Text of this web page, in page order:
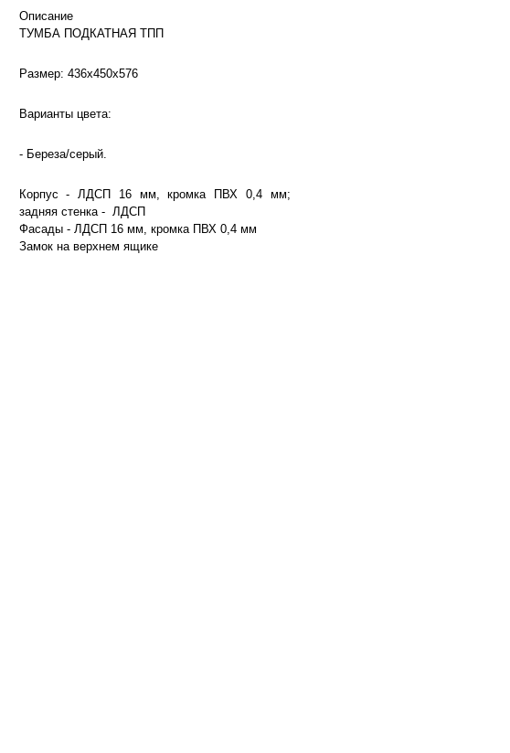
Описание
ТУМБА ПОДКАТНАЯ ТПП
Размер: 436х450х576
Варианты цвета:
- Береза/серый.
Корпус - ЛДСП 16 мм, кромка ПВХ 0,4 мм;
задняя стенка - ЛДСП
Фасады - ЛДСП 16 мм, кромка ПВХ 0,4 мм
Замок на верхнем ящике